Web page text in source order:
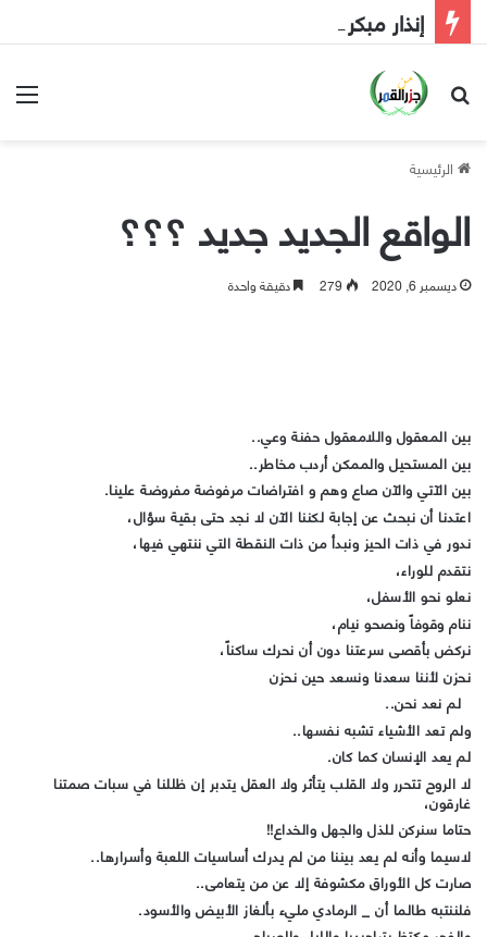
إنذار مبكر إلى الحكومة
بحث عن
الرئيسية
الواقع الجديد جديد ؟؟؟
ديسمبر 6, 2020 279 دقيقة واحدة
بين المعقول واللامعقول حفنة وعي..
بين المستحيل والممكن أردب مخاطر..
بين الآتي والآن صاع وهم و افتراضات مرفوضة مفروضة علينا.
اعتدنا أن نبحث عن إجابة لكننا الآن لا نجد حتى بقية سؤال،
ندور في ذات الحيز ونبدأ من ذات النقطة التي ننتهي فيها،
نتقدم للوراء،
نعلو نحو الأسفل،
ننام وقوفاً ونصحو نيام،
نركض بأقصى سرعتنا دون أن نحرك ساكناً،
نحزن لأننا سعدنا ونسعد حين نحزن
لم نعد نحن..
ولم تعد الأشياء تشبه نفسها..
لم يعد الإنسان كما كان.
لا الروح تتحرر ولا القلب يتأثر ولا العقل يتدبر إن ظللنا في سبات صمتنا
غارقون،
حتاما سنركن للذل والجهل والخداع!!
لاسيما وأنه لم يعد بيننا من لم يدرك أساسيات اللعبة وأسرارها..
صارت كل الأوراق مكشوفة إلا عن من يتعامى..
فلننتبه طالما أن _ الرمادي مليء بألغاز الأبيض والأسود.